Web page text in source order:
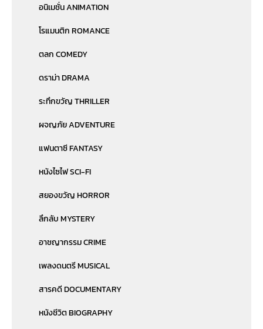
อนิเมชั่น ANIMATION
โรแมนติก ROMANCE
ตลก COMEDY
ดราม่า DRAMA
ระทึกขวัญ THRILLER
ผจญภัย ADVENTURE
แฟนตาซี FANTASY
หนังไซไฟ SCI-FI
สยองขวัญ HORROR
ลึกลับ MYSTERY
อาชญากรรม CRIME
เพลงดนตรี MUSICAL
สารคดี DOCUMENTARY
หนังชีวิต BIOGRAPHY